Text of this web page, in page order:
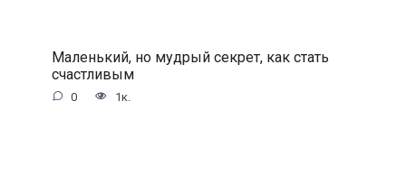
Маленький, но мудрый секрет, как стать
счастливым
0 1к.